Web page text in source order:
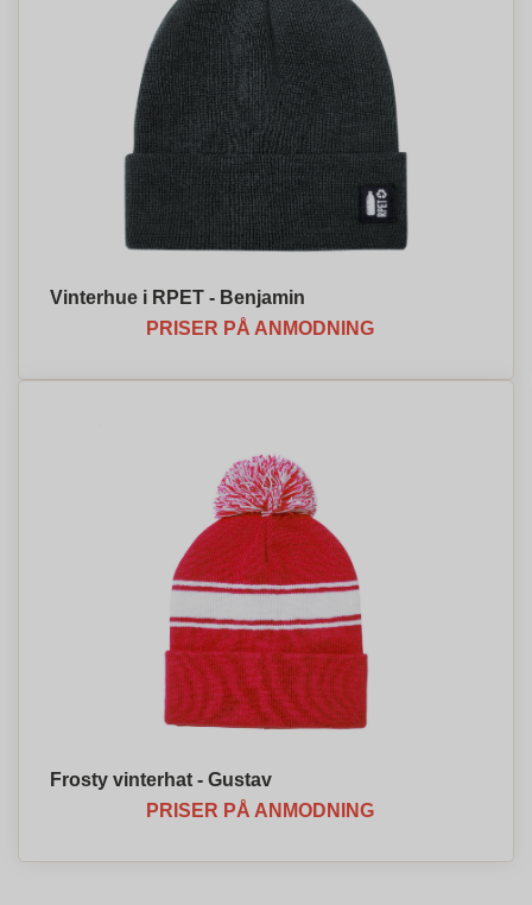
Vinterhue i RPET - Benjamin
PRISER PÅ ANMODNING
Frosty vinterhat - Gustav
PRISER PÅ ANMODNING